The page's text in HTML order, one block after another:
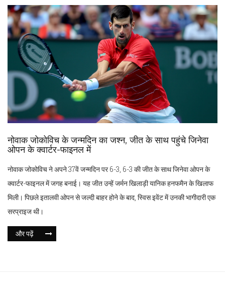
नोवाक जोकोविच के जन्मदिन का जश्न, जीत के साथ पहुंचे जिनेवा
ओपन के क्वार्टर-फाइनल में
नोवाक जोकोविच ने अपने 37वें जन्मदिन पर 6-3, 6-3 की जीत के साथ जिनेवा ओपन के
क्वार्टर-फाइनल में जगह बनाई। यह जीत उन्हें जर्मन खिलाड़ी यानिक हनफमैन के खिलाफ
मिली। पिछले इतालवी ओपन से जल्दी बाहर होने के बाद, स्विस इवेंट में उनकी भागीदारी एक
सरप्राइज थी।
और पढ़ें